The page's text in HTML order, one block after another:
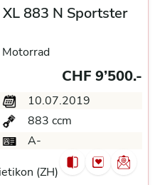
883 N Sportster
CHF 9’500.-
10.07.2019
883 ccm
A-
(ZH)